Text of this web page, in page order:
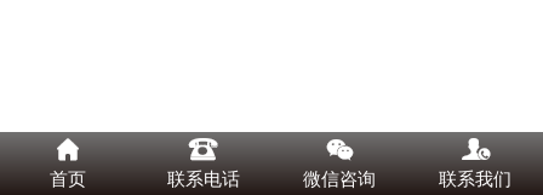

首页

联系电话

微信咨询

联系我们